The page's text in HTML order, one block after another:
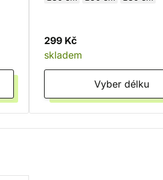
299 Kč
skladem
Vyber délku